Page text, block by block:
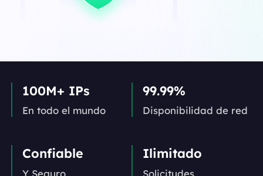
100M+ IPs
En todo el mundo
99.99%
Disponibilidad de red
Confiable
Y Seguro
Ilimitado
Solicitudes